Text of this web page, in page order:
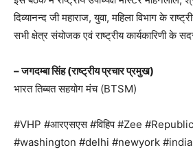
दिव्यानन्द जी महाराज, युवा, महिला विभाग के
सभी क्षेत्र संयोजक एवं राष्ट्रीय कार्यकारिणी के
– जगदम्बा सिंह (राष्ट्रीय प्रचार प्रमुख)
भारत तिब्बत सहयोग मंच (BTSM)
#VHP #आरएसएस #विहिप #Zee
#washington #delhi #newyork